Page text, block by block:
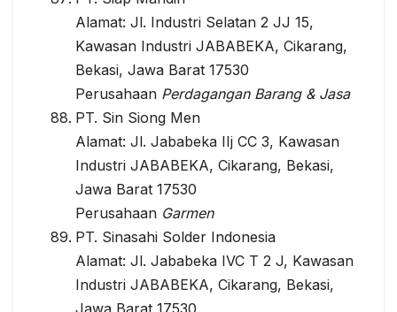
Alamat: Jl. Industri Selatan 2 JJ 15,
Kawasan Industri JABABEKA, Cikarang,
Bekasi, Jawa Barat 17530
Perusahaan Perdagangan Barang & Jasa
PT. Sin Siong Men
Alamat: Jl. Jababeka IIj CC 3, Kawasan
Industri JABABEKA, Cikarang, Bekasi,
Jawa Barat 17530
Perusahaan Garmen
PT. Sinasahi Solder Indonesia
Alamat: Jl. Jababeka IVC T 2 J, Kawasan
Industri JABABEKA, Cikarang, Bekasi,
Jawa Barat 17530